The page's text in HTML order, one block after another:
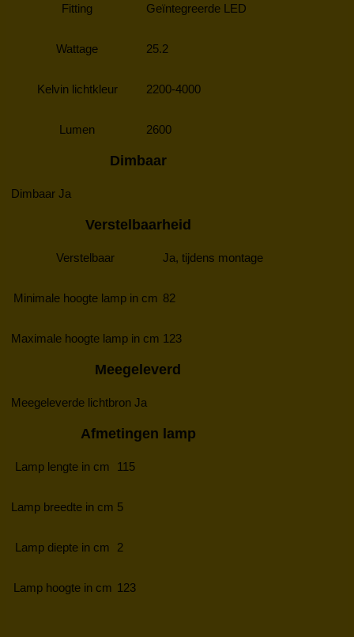
Fitting Geïntegreerde LED
Wattage 25.2
Kelvin lichtkleur 2200-4000
Lumen 2600
Dimbaar
Dimbaar Ja
Verstelbaarheid
Verstelbaar Ja, tijdens montage
Minimale hoogte lamp in cm 82
Maximale hoogte lamp in cm 123
Meegeleverd
Meegeleverde lichtbron Ja
Afmetingen lamp
Lamp lengte in cm 115
Lamp breedte in cm 5
Lamp diepte in cm 2
Lamp hoogte in cm 123